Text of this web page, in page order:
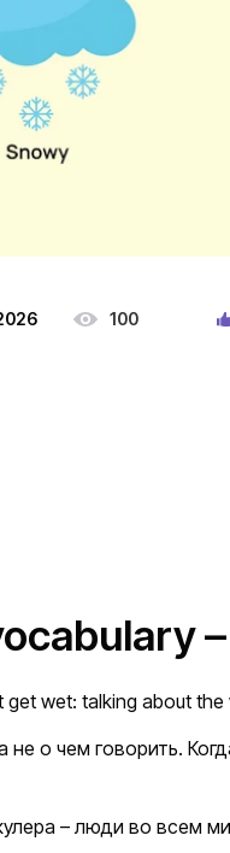
100
wet: talking about the
о чем говорить.
– люди во всем